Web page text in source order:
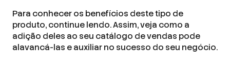
Para conhecer os benefícios deste tipo de
produto, continue lendo. Assim, veja como a
adição deles ao seu catálogo de vendas pode
alavancá-las e auxiliar no sucesso do seu negócio.